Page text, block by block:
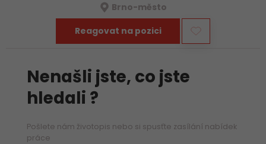
Brno-město
Reagovat na pozici
Nenašli jste, co jste
hledali ?
Pošlete nám životopis nebo si spusťte zasílání nabídek
práce